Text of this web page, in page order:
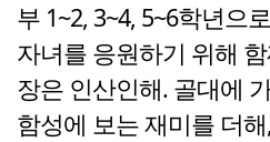
부 1~2, 3~4, 5~6학년으
자녀를 응원하기 위해
장은 인산인해. 골대에
함성에 보는 재미를 더